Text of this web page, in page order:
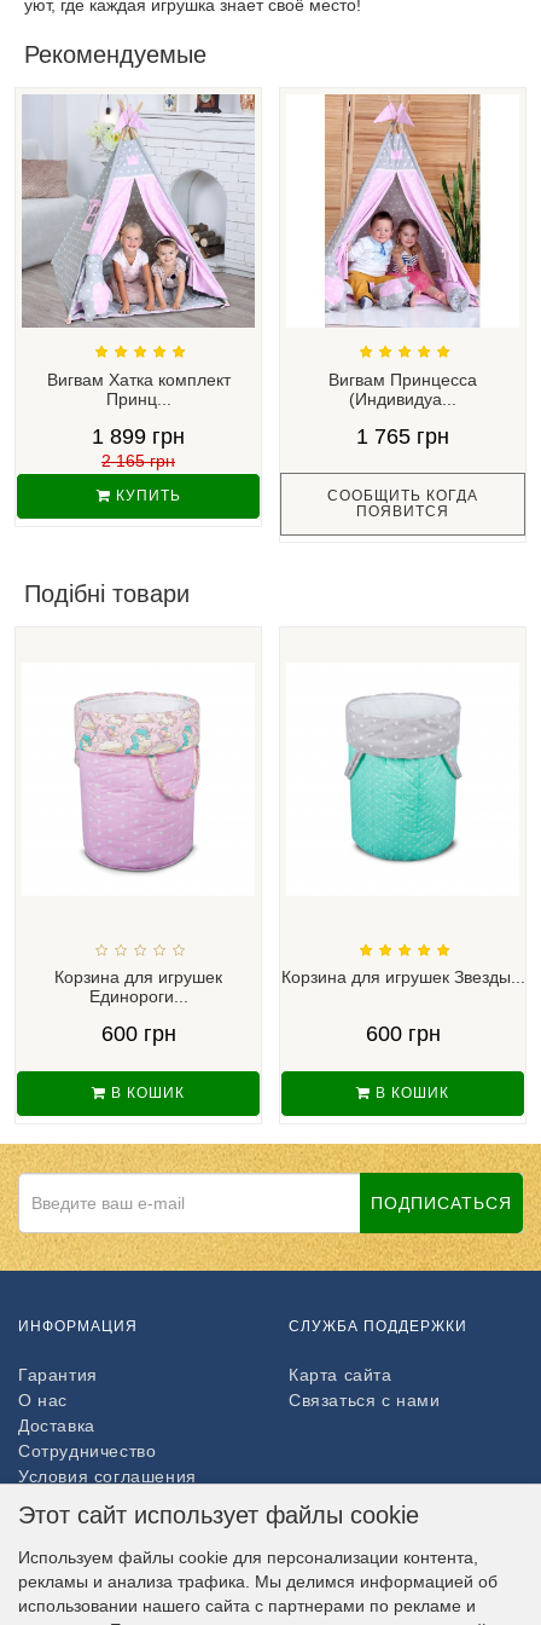
уют, где каждая игрушка знает своё место!
Рекомендуемые
Вигвам Хатка комплект
Принц...
1 899 грн
2 165 грн
КУПИТЬ
Вигвам Принцесса
(Индивидуа...
1 765 грн
СООБЩИТЬ КОГДА
ПОЯВИТСЯ
Подібні товари
Корзина для игрушек
Единороги...
600 грн
В КОШИК
Корзина для игрушек Звезды...
600 грн
В КОШИК
ПОДПИСАТЬСЯ
ИНФОРМАЦИЯ
Гарантия
О нас
Доставка
Сотрудничество
Условия соглашения
Возврат товара
СЛУЖБА ПОДДЕРЖКИ
Карта сайта
Связаться с нами
Партнёры
Этот сайт использует файлы cookie
Используем файлы cookie для персонализации контента,
рекламы и анализа трафика. Мы делимся информацией об
использовании нашего сайта с партнерами по рекламе и